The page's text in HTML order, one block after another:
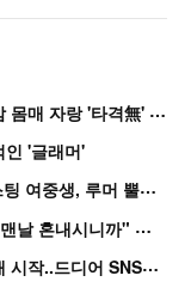
비
비, 성행위 연상 안무로 논란인데..워터밤 몸매 자랑 '타격無' 근황
인 '글래머'
“
연습생 아닙니다” 싸이 '흠뻑쇼' 즉석 캐스팅 여중생, 루머 뿔났다[Oh!쎈 이...
홍
진영, '임신설' 종결 작정하고 입은 옷…"맨날 혼내시니까" 억울
'
흑백' 김도윤♥배우 김서연, 4년만 공개열애 시작..드디어 SNS에 노출 [핫피...